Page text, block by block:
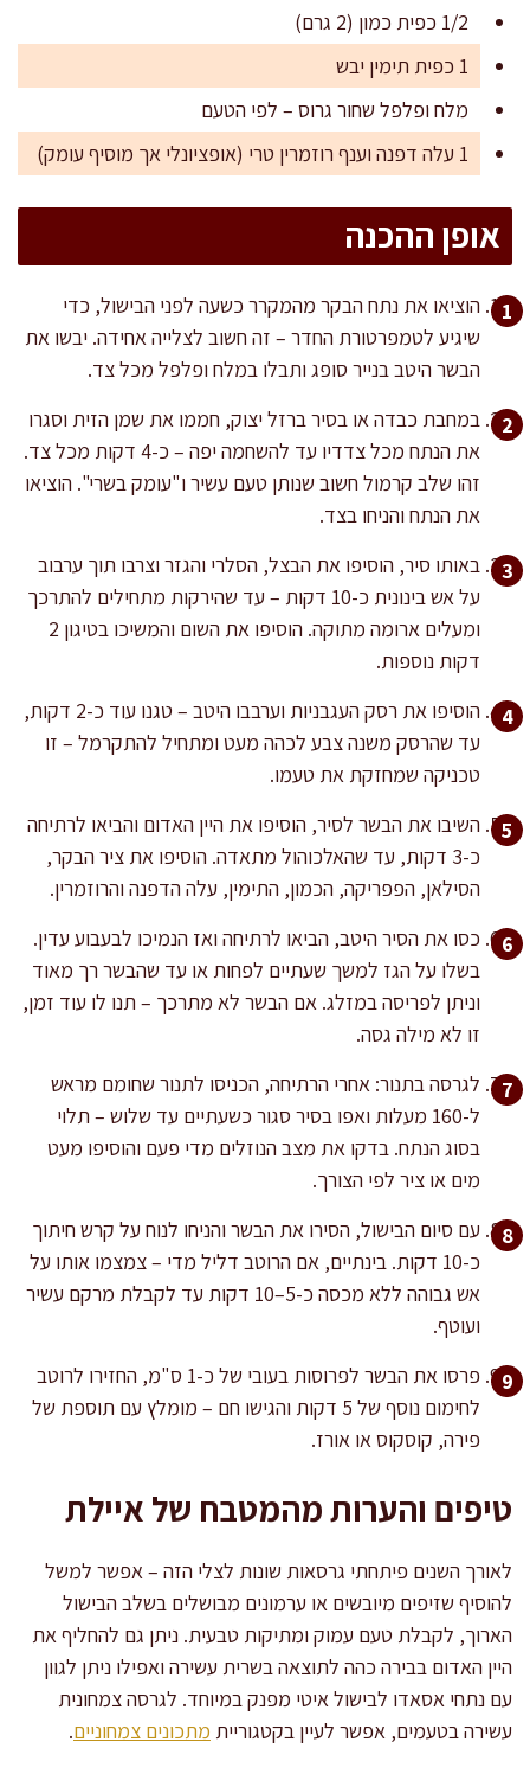
1/2 כפית כמון (2 גרם)
1 כפית תימין יבש
מלח ופלפל שחור גרוס – לפי הטעם
1 עלה דפנה וענף רוזמרין טרי (אופציונלי אך מוסיף עומק)
אופן ההכנה
הוציאו את נתח הבקר מהמקרר כשעה לפני הבישול, כדי
שיגיע לטמפרטורת החדר – זה חשוב לצלייה אחידה. יבשו את
הבשר היטב בנייר סופג ותבלו במלח ופלפל מכל צד.
במחבת כבדה או בסיר ברזל יצוק, חממו את שמן הזית וסגרו
את הנתח מכל צדדיו עד להשחמה יפה – כ-4 דקות מכל צד.
זהו שלב קרמול חשוב שנותן טעם עשיר ו"עומק בשרי". הוציאו
את הנתח והניחו בצד.
באותו סיר, הוסיפו את הבצל, הסלרי והגזר וצרבו תוך ערבוב
על אש בינונית כ-10 דקות – עד שהירקות מתחילים להתרכך
ומעלים ארומה מתוקה. הוסיפו את השום והמשיכו בטיגון 2
דקות נוספות.
הוסיפו את רסק העגבניות וערבבו היטב – טגנו עוד כ-2 דקות,
עד שהרסק משנה צבע לכהה מעט ומתחיל להתקרמל – זו
טכניקה שמחזקת את טעמו.
השיבו את הבשר לסיר, הוסיפו את היין האדום והביאו לרתיחה
כ-3 דקות, עד שהאלכוהול מתאדה. הוסיפו את ציר הבקר,
הסילאן, הפפריקה, הכמון, התימין, עלה הדפנה והרוזמרין.
כסו את הסיר היטב, הביאו לרתיחה ואז הנמיכו לבעבוע עדין.
בשלו על הגז למשך שעתיים לפחות או עד שהבשר רך מאוד
וניתן לפריסה במזלג. אם הבשר לא מתרכך – תנו לו עוד זמן,
זו לא מילה גסה.
לגרסה בתנור: אחרי הרתיחה, הכניסו לתנור שחומם מראש
ל-160 מעלות ואפו בסיר סגור כשעתיים עד שלוש – תלוי
בסוג הנתח. בדקו את מצב הנוזלים מדי פעם והוסיפו מעט
מים או ציר לפי הצורך.
עם סיום הבישול, הסירו את הבשר והניחו לנוח על קרש חיתוך
כ-10 דקות. בינתיים, אם הרוטב דליל מדי – צמצמו אותו על
אש גבוהה ללא מכסה כ-5–10 דקות עד לקבלת מרקם עשיר
ועוטף.
פרסו את הבשר לפרוסות בעובי של כ-1 ס"מ, החזירו לרוטב
לחימום נוסף של 5 דקות והגישו חם – מומלץ עם תוספת של
פירה, קוסקוס או אורז.
טיפים והערות מהמטבח של איילת
לאורך השנים פיתחתי גרסאות שונות לצלי הזה – אפשר למשל
להוסיף שזיפים מיובשים או ערמונים מבושלים בשלב הבישול
הארוך, לקבלת טעם עמוק ומתיקות טבעית. ניתן גם להחליף את
היין האדום בבירה כהה לתוצאה בשרית עשירה ואפילו ניתן לגוון
עם נתחי אסאדו לבישול איטי מפנק במיוחד. לגרסה צמחונית
עשירה בטעמים, אפשר לעיין בקטגוריית מתכונים צמחוניים.